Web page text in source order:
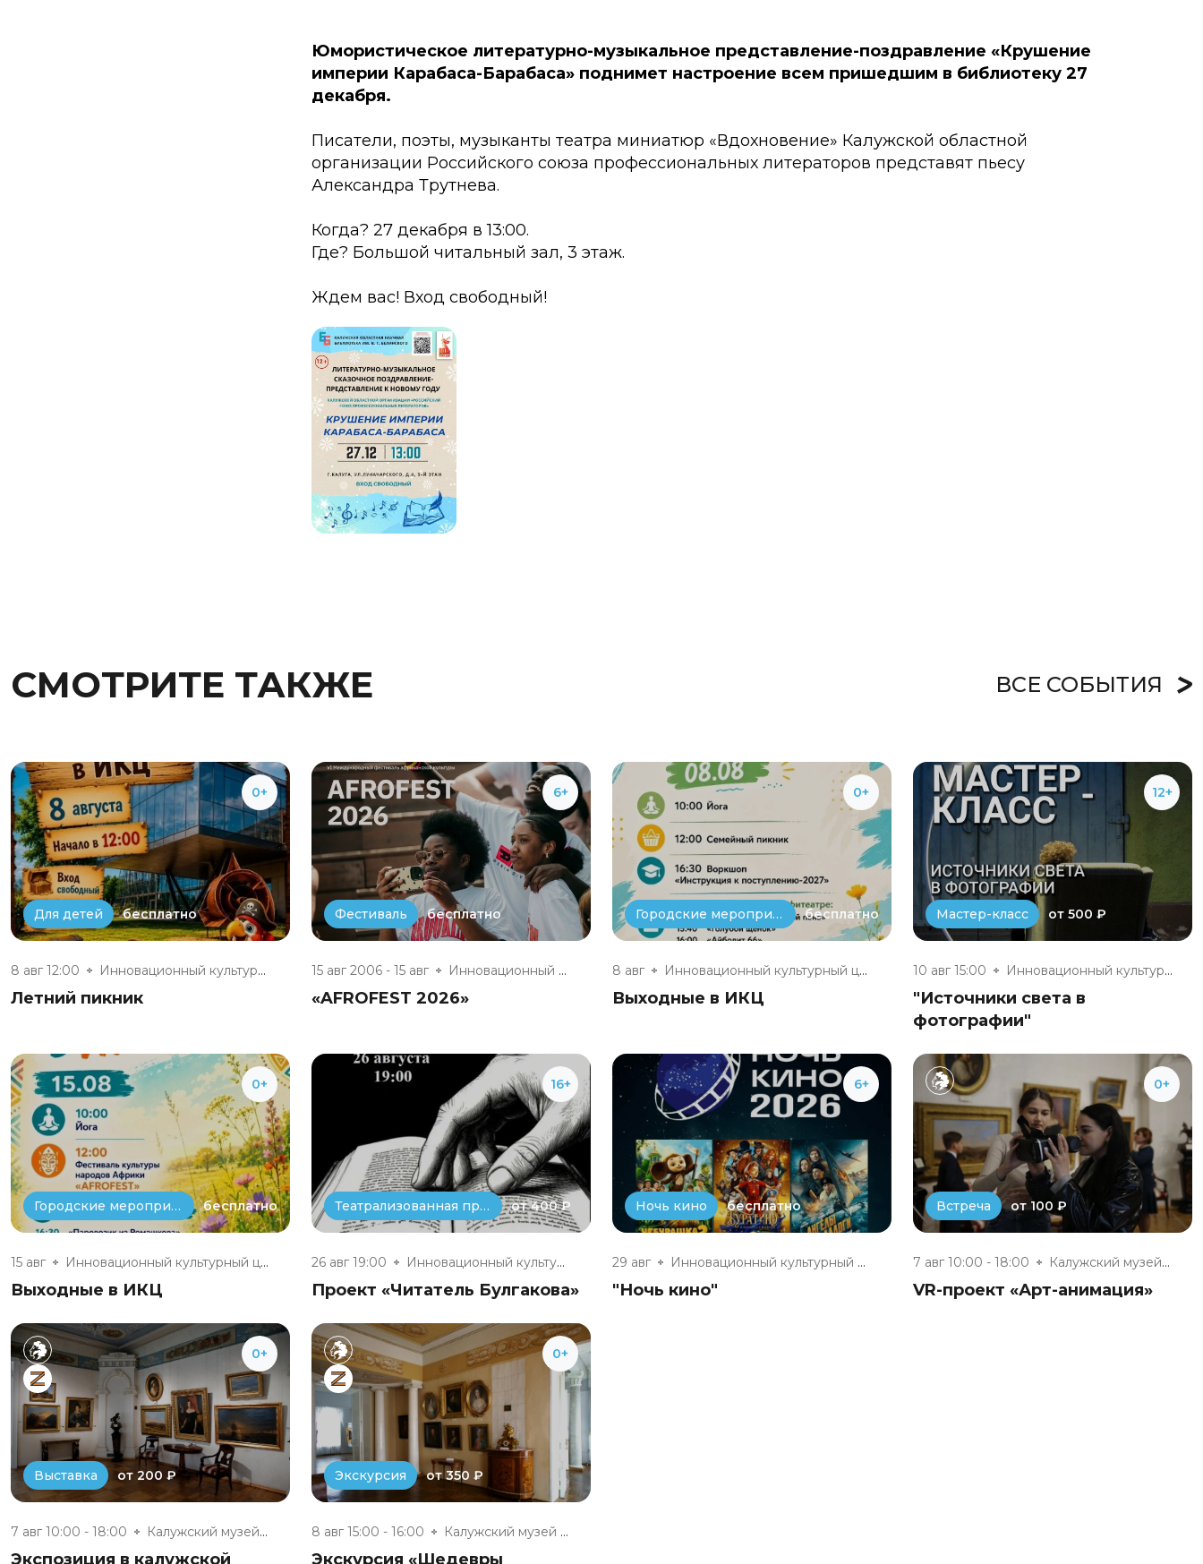
Юмористическое литературно-музыкальное представление-поздравление «Крушение
империи Карабаса-Барабаса» поднимет настроение всем пришедшим в библиотеку 27
декабря.
Писатели, поэты, музыканты театра миниатюр «Вдохновение» Калужской областной
организации Российского союза профессиональных литераторов представят пьесу
Александра Трутнева.
Когда? 27 декабря в 13:00.
Где? Большой читальный зал, 3 этаж.
Ждем вас! Вход свободный!
СМОТРИТЕ ТАКЖЕ ВСЕ СОБЫТИЯ
0+
Для детей бесплатно
8 авг 12:00 Инновационный культурный центр
Летний пикник
6+
Фестиваль бесплатно
15 авг 2006 - 15 авг Инновационный культурный центр
«AFROFEST 2026»
0+
Городские мероприятия бесплатно
8 авг Инновационный культурный центр
Выходные в ИКЦ
12+
Мастер-класс от 500 ₽
10 авг 15:00 Инновационный культурный центр
"Источники света в
фотографии"
0+
Городские мероприятия бесплатно
15 авг Инновационный культурный центр
Выходные в ИКЦ
16+
Театрализованная программа от 400 ₽
26 авг 19:00 Инновационный культурный центр
Проект «Читатель Булгакова»
6+
Ночь кино бесплатно
29 авг Инновационный культурный центр
"Ночь кино"
0+
Встреча от 100 ₽
7 авг 10:00 - 18:00 Калужский музей изобразительны...
VR-проект «Арт-анимация»
0+
Выставка от 200 ₽
7 авг 10:00 - 18:00 Калужский музей изобразительны...
Экспозиция в калужской
0+
Экскурсия от 350 ₽
8 авг 15:00 - 16:00 Калужский музей изобразительны...
Экскурсия «Шедевры